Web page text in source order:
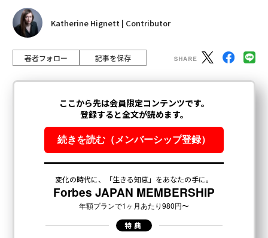
Katherine Hignett | Contributor
著者フォロー 記事を保存